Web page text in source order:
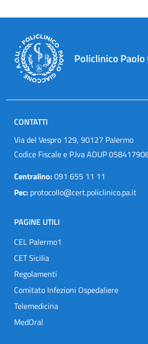
Policlinico Paolo
CONTATTI
Via del Vespro 129, 90127 Palermo
Codice Fiscale e P.Iva AOUP
Centralino:091 655 11 11
Pec: protocollo@cert.policlinico.pa.it
PAGINE UTILI
CEL Palermo1
CET Sicilia
Regolamenti
Comitato Infezioni Ospedaliere
Telemedicina
MedOral